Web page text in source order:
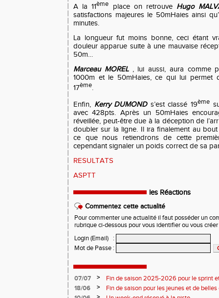
A la 11ème place on retrouve Hugo
satisfactions majeures le 50mHaies ainsi
minutes.
La longueur fut moins bonne, ceci étant
douleur apparue suite à une mauvaise
50m…
Marceau MOREL, lui aussi, aura comme
1000m et le 50mHaies, ce qui lui permet
17ème.
Enfin, Kerry DUMONDs’est classé 19ème
avec 428pts. Après un 50mHaies
réveillée, peut-être due à la déception de
doubler sur la ligne. Il ira finalement au
ce que nous retiendrons de cette
cependant signaler un poids correct de sa
RESULTATS
ASPTT
les Réactions
Commentez cette actualité
Pour commenter une actualité il faut posséder un
rubrique ci-dessous pour vous identifier ou vous
Login (Email)
:
Mot de Passe :
07/07 >
Fin de saison 2025-2026 pour le sprint
18/06
>
Fin de saison pour les jeunes et de